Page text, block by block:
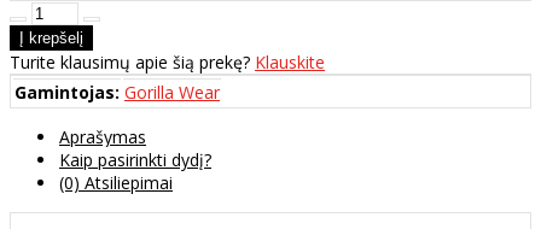
Turite klausimų apie šią prekę? Klauskite
Gamintojas: Gorilla Wear
Aprašymas
Kaip pasirinkti dydį?
(0) Atsiliepimai